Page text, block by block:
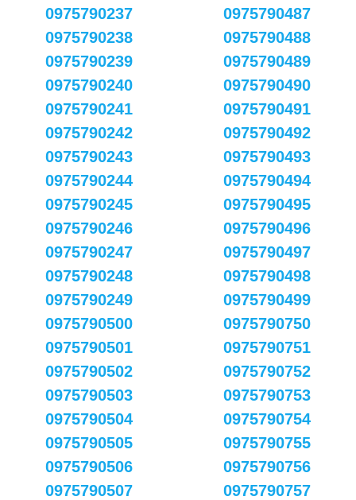
0975790237
0975790238
0975790239
0975790240
0975790241
0975790242
0975790243
0975790244
0975790245
0975790246
0975790247
0975790248
0975790249
0975790487
0975790488
0975790489
0975790490
0975790491
0975790492
0975790493
0975790494
0975790495
0975790496
0975790497
0975790498
0975790499
0975790500
0975790501
0975790502
0975790503
0975790504
0975790505
0975790506
0975790507
0975790750
0975790751
0975790752
0975790753
0975790754
0975790755
0975790756
0975790757